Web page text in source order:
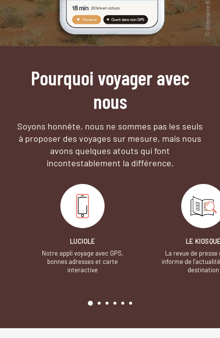
Pourquoi voyager avec
nous
Soyons honnête, nous ne sommes pas les seuls
à proposer des voyages sur mesure, mais nous
avons quelques atouts qui font
incontestablement la différence.
LUCIOLE
Notre appli voyage avec GPS,
bonnes adresses et carte
interactive
LE
La revue de presse
informe de
destination